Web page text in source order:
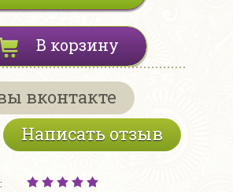
В корзину
вконтакте
Написать отзыв